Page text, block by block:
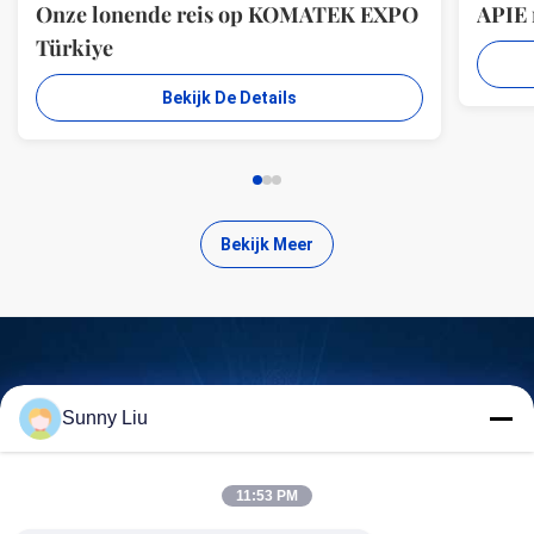
Onze lonende reis op KOMATEK EXPO
Türkiye
Bekijk De Details
APIE
Bekijk Meer
Zoek kwalitatief hoogwaardige
producten
Sunny Liu
11:53 PM